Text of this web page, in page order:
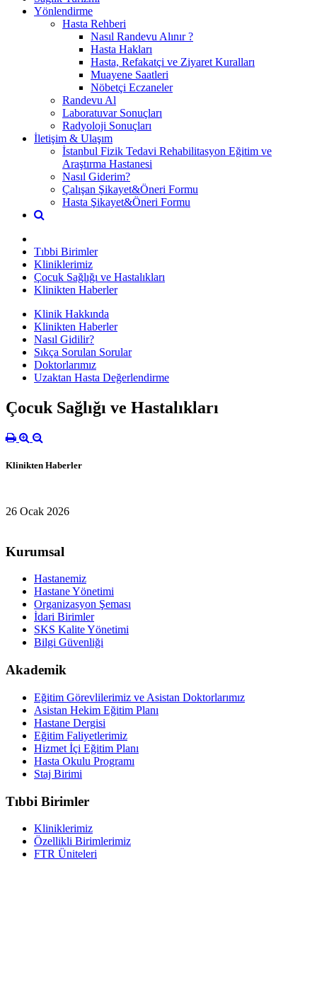
Yönlendirme
Hasta Rehberi
Nasıl Randevu Alınır ?
Hasta Hakları
Hasta, Refakatçi ve Ziyaret Kuralları
Muayene Saatleri
Nöbetçi Eczaneler
Randevu Al
Laboratuvar Sonuçları
Radyoloji Sonuçları
İletişim & Ulaşım
İstanbul Fizik Tedavi Rehabilitasyon Eğitim ve
Araştırma Hastanesi
Nasıl Giderim?
Çalışan Şikayet&Öneri Formu
Hasta Şikayet&Öneri Formu
Tıbbi Birimler
Kliniklerimiz
Çocuk Sağlığı ve Hastalıkları
Klinikten Haberler
Klinik Hakkında
Klinikten Haberler
Nasıl Gidilir?
Sıkça Sorulan Sorular
Doktorlarımız
Uzaktan Hasta Değerlendirme
Çocuk Sağlığı ve Hastalıkları
Klinikten Haberler
26 Ocak 2026
Kurumsal
Hastanemiz
Hastane Yönetimi
Organizasyon Şeması
İdari Birimler
SKS Kalite Yönetimi
Bilgi Güvenliği
Akademik
Eğitim Görevlilerimiz ve Asistan Doktorlarımız
Asistan Hekim Eğitim Planı
Hastane Dergisi
Eğitim Faliyetlerimiz
Hizmet İçi Eğitim Planı
Hasta Okulu Programı
Staj Birimi
Tıbbi Birimler
Kliniklerimiz
Özellikli Birimlerimiz
FTR Üniteleri